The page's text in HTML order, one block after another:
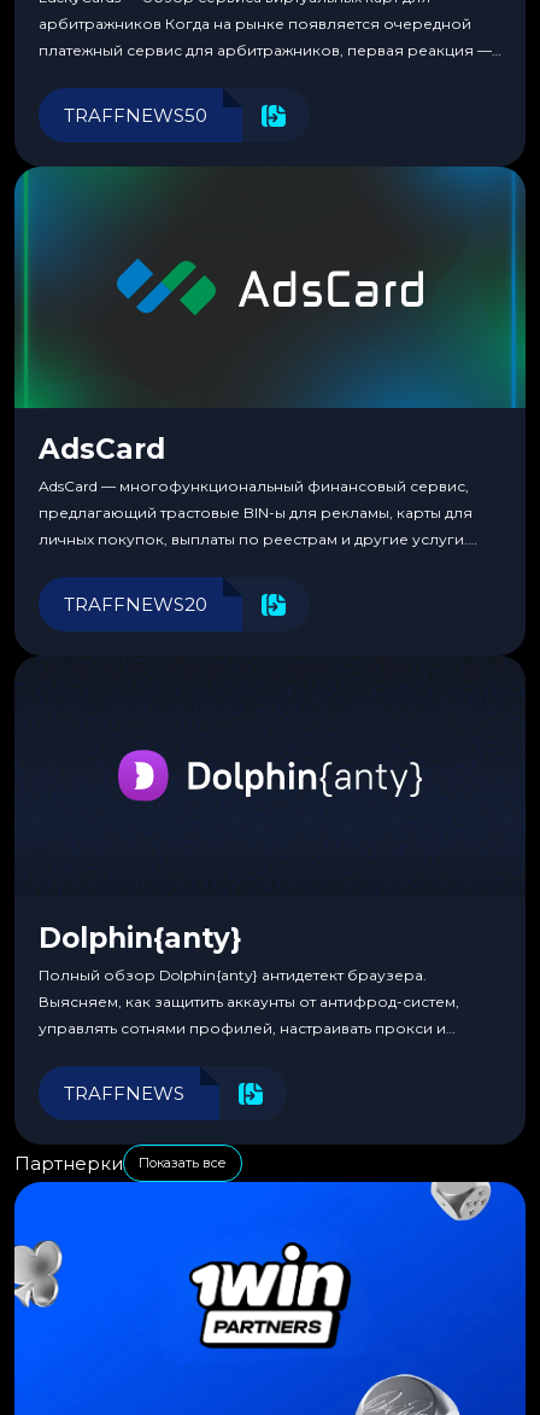
арбитражников Когда на рынке появляется очередной
платежный сервис для арбитражников, первая реакция —
перестаешь воспринимать всерьез любой новый продукт,
пока тот не докажет обратное делом. LuckyCards — история
TRAFFNEWS50
AdsCard
AdsCard — многофункциональный финансовый сервис,
предлагающий трастовые BIN-ы для рекламы, карты для
личных покупок, выплаты по реестрам и другие услуги.
инструменты для управления финансами.
TRAFFNEWS20
Dolphin{anty}
Полный обзор Dolphin{anty} антидетект браузера.
Выясняем, как защитить аккаунты от антифрод-систем,
управлять сотнями профилей, настраивать прокси и
эффективности.
TRAFFNEWS
Партнерки Показать все